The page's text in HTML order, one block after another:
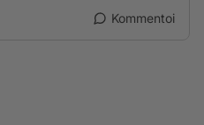
Kommentoi